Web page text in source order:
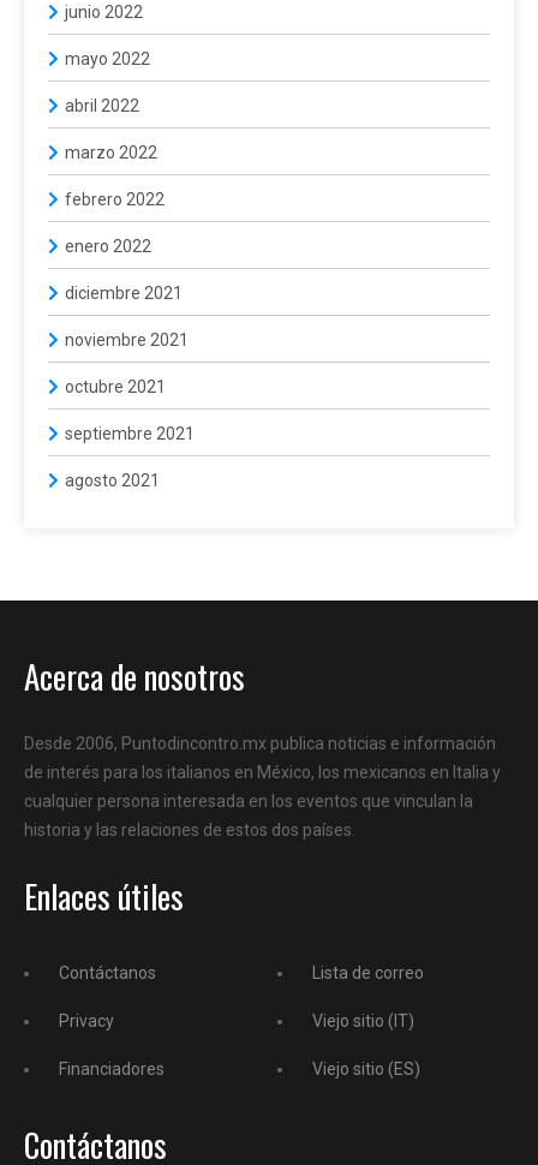
junio 2022
mayo 2022
abril 2022
marzo 2022
febrero 2022
enero 2022
diciembre 2021
noviembre 2021
octubre 2021
septiembre 2021
agosto 2021
Acerca de nosotros
Desde 2006, Puntodincontro.mx publica noticias e información
de interés para los italianos en México, los mexicanos en Italia y
cualquier persona interesada en los eventos que vinculan la
historia y las relaciones de estos dos países.
Enlaces útiles
Contáctanos
Privacy
Financiadores
Lista de correo
Viejo sitio (IT)
Viejo sitio (ES)
Contáctanos